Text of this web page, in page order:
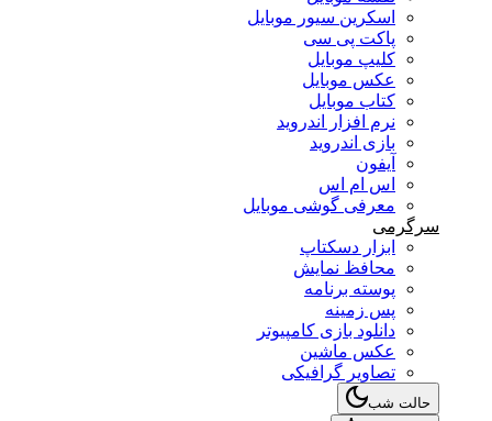
اسکرین سیور موبایل
پاکت پی سی
کلیپ موبایل
عکس موبایل
کتاب موبایل
نرم افزار اندروید
بازی اندروید
آیفون
اس ام اس
معرفی گوشی موبایل
سرگرمی
ابزار دسکتاپ
محافظ نمایش
پوسته برنامه
پس زمینه
دانلود بازی کامپیوتر
عکس ماشین
تصاویر گرافیکی
حالت شب